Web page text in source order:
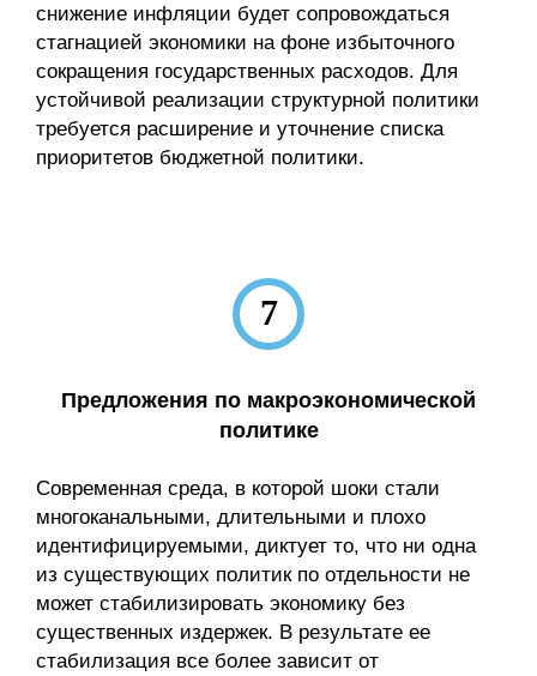
снижение инфляции будет сопровождаться
стагнацией экономики на фоне избыточного
сокращения государственных расходов. Для
устойчивой реализации структурной политики
требуется расширение и уточнение списка
приоритетов бюджетной политики.
7
Предложения по макроэкономической
политике
Современная среда, в которой шоки стали
многоканальными, длительными и плохо
идентифицируемыми, диктует то, что ни одна
из существующих политик по отдельности не
может стабилизировать экономику без
существенных издержек. В результате ее
стабилизация все более зависит от